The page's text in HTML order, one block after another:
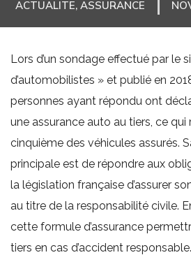
ACTUALITE, ASSURANCE
Lors d’un sondage effectué par le
d’automobilistes » et publié en
personnes ayant répondu ont
une assurance auto au tiers, ce
cinquième des véhicules assurés.
principale est de répondre aux
la législation française d’assurer
au titre de la responsabilité civile.
cette formule d’assurance
tiers en cas d’accident